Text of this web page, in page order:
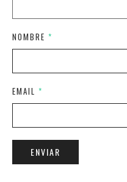
NOMBRE *
EMAIL *